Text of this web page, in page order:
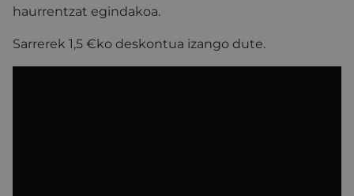
haurrentzat egindakoa.
Sarrerek 1,5 €ko deskontua izango dute.